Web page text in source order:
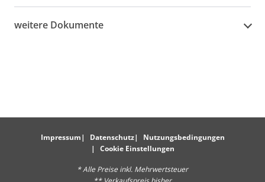
weitere Dokumente
Impressum Datenschutz
Nutzungsbedingungen
Cookie Einstellungen
* Alle Preise inkl. Mehrwertsteuer